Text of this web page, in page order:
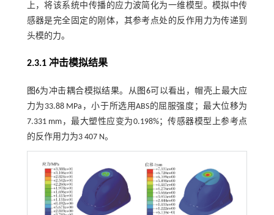
上，将该系统中传播的应力波简化为一维模型。模拟中传
感器是完全固定的刚体，其参考点处的反作用力为传递到
头模的力。
2.3.1 冲击模拟结果
图6为冲击耦合模拟结果。从 图6可以看出，帽壳上最大应
力为33.88 MPa，小于所选用ABS的屈服强度；最大位移为
7.331 mm，最大塑性应变为0.198%；传感器模型上参考点
的反作用力为3 407 N。